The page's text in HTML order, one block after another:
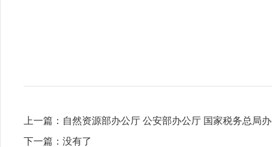
上一篇： 自然资源部办公厅 公安部办公厅 国家税务总局办公厅
下一篇： 没有了